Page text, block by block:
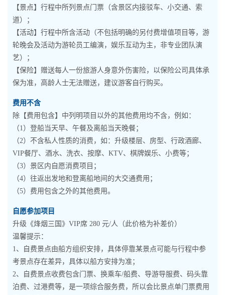
【景点】行程中所列景点门票（含景区内接驳车、小交通、索
道）；
【活动】行程中所含活动（不包括明确的另付费增值项目等，游
轮晚会及活动为游轮员工编演，娱乐互动为主，非专业团队演
艺）；
【保险】赠送每人一份旅游人身意外伤害险，以保险公司具体承
保为准，高龄人士无法赠送，建议游客自行购买。
费用不含
除【费用包含】中列明项目以外的其他费用均不含，例如：
（1）登船当天早、午餐及离船当天晚餐；
（2）不含私人性质的消费，如：升级楼层、房型、行政酒廊、
VIP餐厅、酒水、洗衣、按摩、KTV、棋牌娱乐、小费等；
（3）景区内自愿消费项目；
（4）往返出发地和登离船地间的大交通费用；
（5）费用包含之外的其他费用。
自愿参加项目
升级《烽烟三国》VIP席 280 元/人（此价格为补差价）
温馨提示：
1、自费景点由船方组织安排，具体停靠某景点可能与行程中参
考景点存在差异，具体以船方安排为准；
2、自费景点收费包含门票、换乘车/船费、导游导服费、码头靠
泊费、过港费等，是一项综合服务费，所以会比景点单门票费用